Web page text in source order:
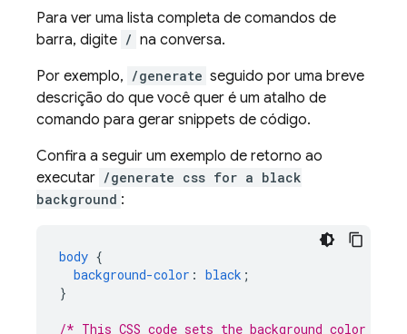
Para ver uma lista completa de comandos de
barra, digite / na conversa.
Por exemplo, /generate seguido por uma breve
descrição do que você quer é um atalho de
comando para gerar snippets de código.
Confira a seguir um exemplo de retorno ao
executar /generate css for a black
background :
body {
background-color : black ;
}
/* This CSS code sets the background color of